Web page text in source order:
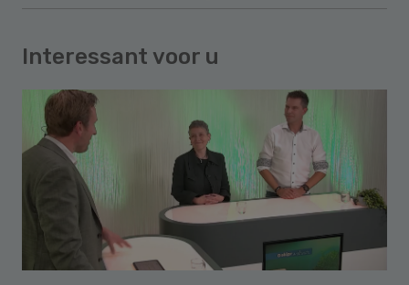
Interessant voor u